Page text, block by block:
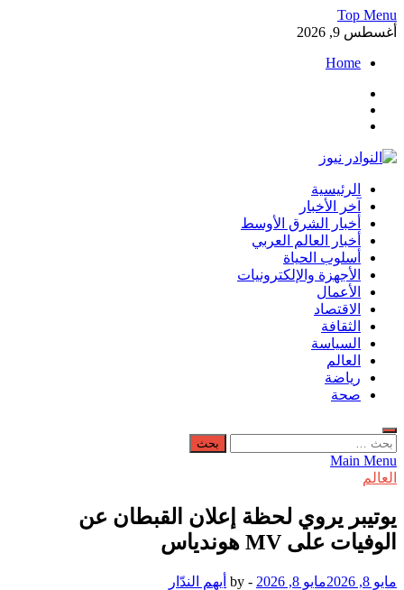
Skip
to
Top Menu
أغسطس 9, 2026
Home
النوادر نيوز
موقع إخباري عربي مستقل ينقل آخر الأخبار والتقارير من العالم
العربي والعالمي
الرئيسية
آخر الأخبار
أخبار الشرق الأوسط
أخبار العالم العربي
أسلوب الحياة
الأجهزة والإلكترونيات
الأعمال
الاقتصاد
الثقافة
السياسة
العالم
رياضة
صحة
البحث
عن:
Main Menu
العالم
يوتيبر يروي لحظة إعلان القبطان عن
الوفيات على MV هوندياس
مايو 8, 2026 مايو 8, 2026 -
by أيهم الندّار